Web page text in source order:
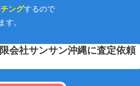
ングするので
す。
会社サンサン沖縄に査定依頼